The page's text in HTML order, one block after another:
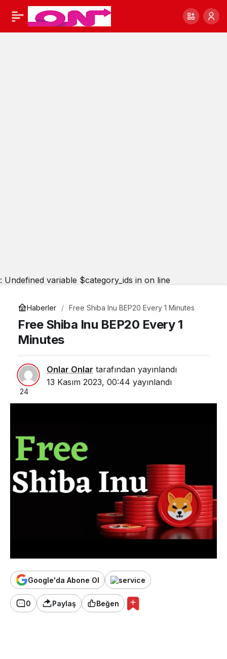
: Undefined variable $category_ids in on line
Haberler Free Shiba Inu BEP20 Every 1 Minutes
Free Shiba Inu BEP20 Every 1
Minutes
Onlar Onlar tarafından yayınlandı
13 Kasım 2023, 00:44 yayınlandı
24
Google'da Abone Ol
0 Paylaş Beğen
Free Shiba Inu BEP20 0